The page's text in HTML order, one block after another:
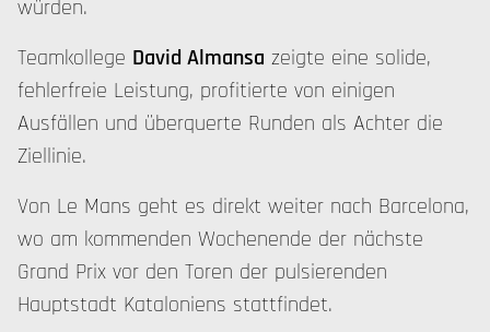
würden.
Teamkollege David Almansa zeigte eine solide,
fehlerfreie Leistung, profitierte von einigen
Ausfällen und überquerte Runden als Achter die
Ziellinie.
Von Le Mans geht es direkt weiter nach Barcelona,
wo am kommenden Wochenende der nächste
Grand Prix vor den Toren der pulsierenden
Hauptstadt Kataloniens stattfindet.